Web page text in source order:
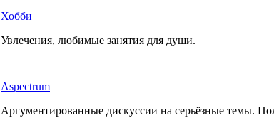
Хобби
Увлечения, любимые занятия для души.
Aspectrum
Аргументированные дискуссии на серьёзные темы.